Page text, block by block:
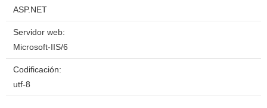
ASP.NET
Servidor web:
Microsoft-IIS/6
Codificación:
utf-8